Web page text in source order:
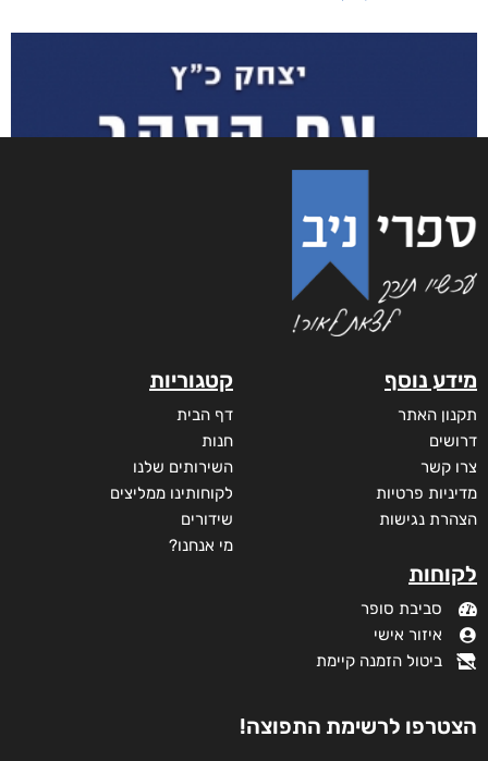
מידע נוסף
תקנון האתר
דרושים
צרו קשר
מדיניות פרטיות
הצהרת נגישות
לקוחות
סביבת סופר
איזור אישי
ביטול הזמנה קיימת
קטגוריות
דף הבית
חנות
השירותים שלנו
לקוחותינו ממליצים
שידורים
מי אנחנו?
הצטרפו לרשימת התפוצה!